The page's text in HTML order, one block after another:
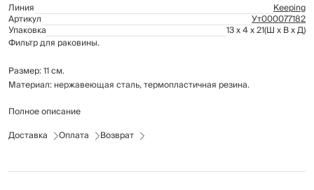
Линия
Keeping
Артикул Ут000077182
Упаковка 13 x 4 x 21(Ш x В x Д)
Фильтр для раковины.
Размер: 11 см.
Материал: нержавеющая сталь, термопластичная резина.
Рекомендации по уходу: мыть вручную с применением мягких моющих
Можно мыть в посудомоечной машине.
Полное описание
Доставка
Оплата Возврат